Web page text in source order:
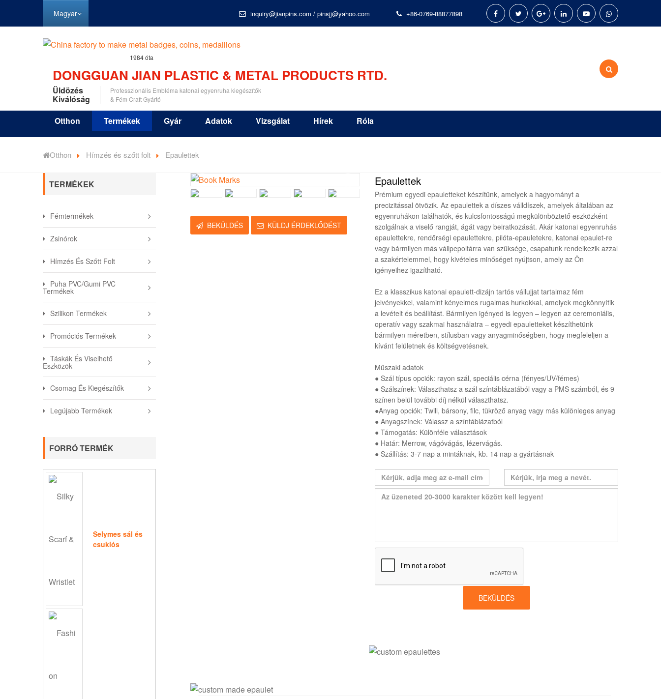
Magyar inquiry@jianpins.com / pinsjj@yahoo.com +86-0769-88877898
1984 óta
DONGGUAN JIAN PLASTIC & METAL PRODUCTS RTD.
Üldözés
Kiválóság
Professzionális Embléma katonai egyenruha kiegészítők
& Fém Craft Gyártó
Otthon Termékek Gyár Adatok Vizsgálat Hírek Róla
Otthon Hímzés és szőtt folt Epaulettek
TERMÉKEK
Fémtermékek
Zsinórok
Hímzés És Szőtt Folt
Puha PVC/gumi PVC
Termékek
Szilikon Termékek
Promóciós Termékek
Táskák És Viselhető
Eszközök
Csomag És Kiegészítők
Legújabb Termékek
FORRÓ TERMÉK
Selymes sál és
csuklós
BEKÜLDÉS KÜLDJ ÉRDEKLŐDÉST
Epaulettek
Prémium egyedi epauletteket készítünk, amelyek a hagyományt a
precizitással ötvözik. Az epaulettek a díszes válldíszek, amelyek általában az
egyenruhákon találhatók, és kulcsfontosságú megkülönböztető eszközként
szolgálnak a viselő rangját, ágát vagy beiratkozását. Akár katonai egyenruhás
epaulettekre, rendőrségi epaulettekre, pilóta-epauletekre, katonai epaulet-re
vagy bármilyen más vállpepoltárra van szüksége, csapatunk rendelkezik azzal
a szakértelemmel, hogy kivételes minőséget nyújtson, amely az Ön
igényeihez igazítható.
Ez a klasszikus katonai epaulett-dizájn tartós vállujjat tartalmaz fém
jelvényekkel, valamint kényelmes rugalmas hurkokkal, amelyek megkönnyítik
a levételt és beállítást. Bármilyen igényed is legyen – legyen az ceremoniális,
operatív vagy szakmai használatra – egyedi epauletteket készíthetünk
bármilyen méretben, stílusban vagy anyagminőségben, hogy megfeleljen a
kívánt felületnek és költségvetésnek.
Műszaki adatok
● Szál típus opciók: rayon szál, speciális cérna (fényes/UV/fémes)
● Szálszínek: Választhatsz a szál színtáblázatából vagy a PMS számból, és 9
színen belül további díj nélkül választhatsz.
●Anyag opciók: Twill, bársony, filc, tükröző anyag vagy más különleges anyag
● Anyagszínek: Válassz a színtáblázatból
● Támogatás: Különféle választások
● Határ: Merrow, vágóvágás, lézervágás.
● Szállítás: 3-7 nap a mintáknak, kb. 14 nap a gyártásnak
BEKÜLDÉS